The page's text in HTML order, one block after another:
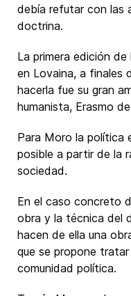
debía refutar con las
doctrina.
La primera edición
en Lovaina, a finales
hacerla fue su gran
humanista, Erasmo
Para Moro la política
posible a partir de la
sociedad.
En el caso concreto
obra y la técnica del
hacen de ella una
que se propone
comunidad política.